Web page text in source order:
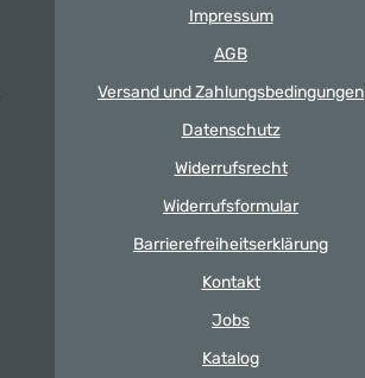
Impressum
AGB
Versand und Zahlungsbedingungen
Datenschutz
Widerrufsrecht
Widerrufsformular
Barrierefreiheitserklärung
Kontakt
Jobs
Katalog